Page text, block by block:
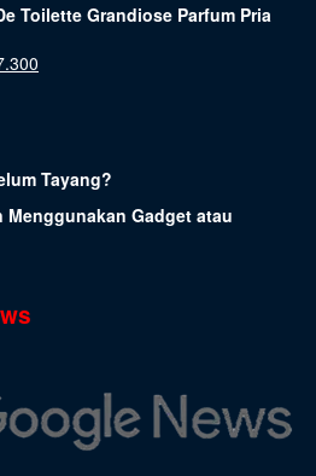
Toilette Grandiose Parfum Pria
Tayang?
Menggunakan Gadget atau